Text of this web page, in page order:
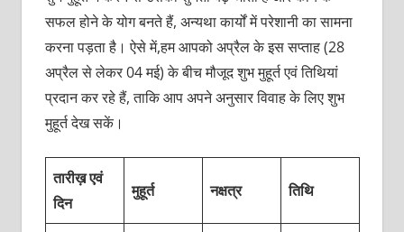
सफल होने के योग बनते हैं, अन्यथा कार्यों में परेशानी का सामना
करना पड़ता है। ऐसे में,हम आपको अप्रैल के इस सप्ताह (28
अप्रैल से लेकर 04 मई) के बीच मौजूद शुभ मुहूर्त एवं तिथियां
प्रदान कर रहे हैं, ताकि आप अपने अनुसार विवाह के लिए शुभ
मुहूर्त देख सकें।
तारीख़ एवं
दिन
मुहूर्त नक्षत्र तिथि